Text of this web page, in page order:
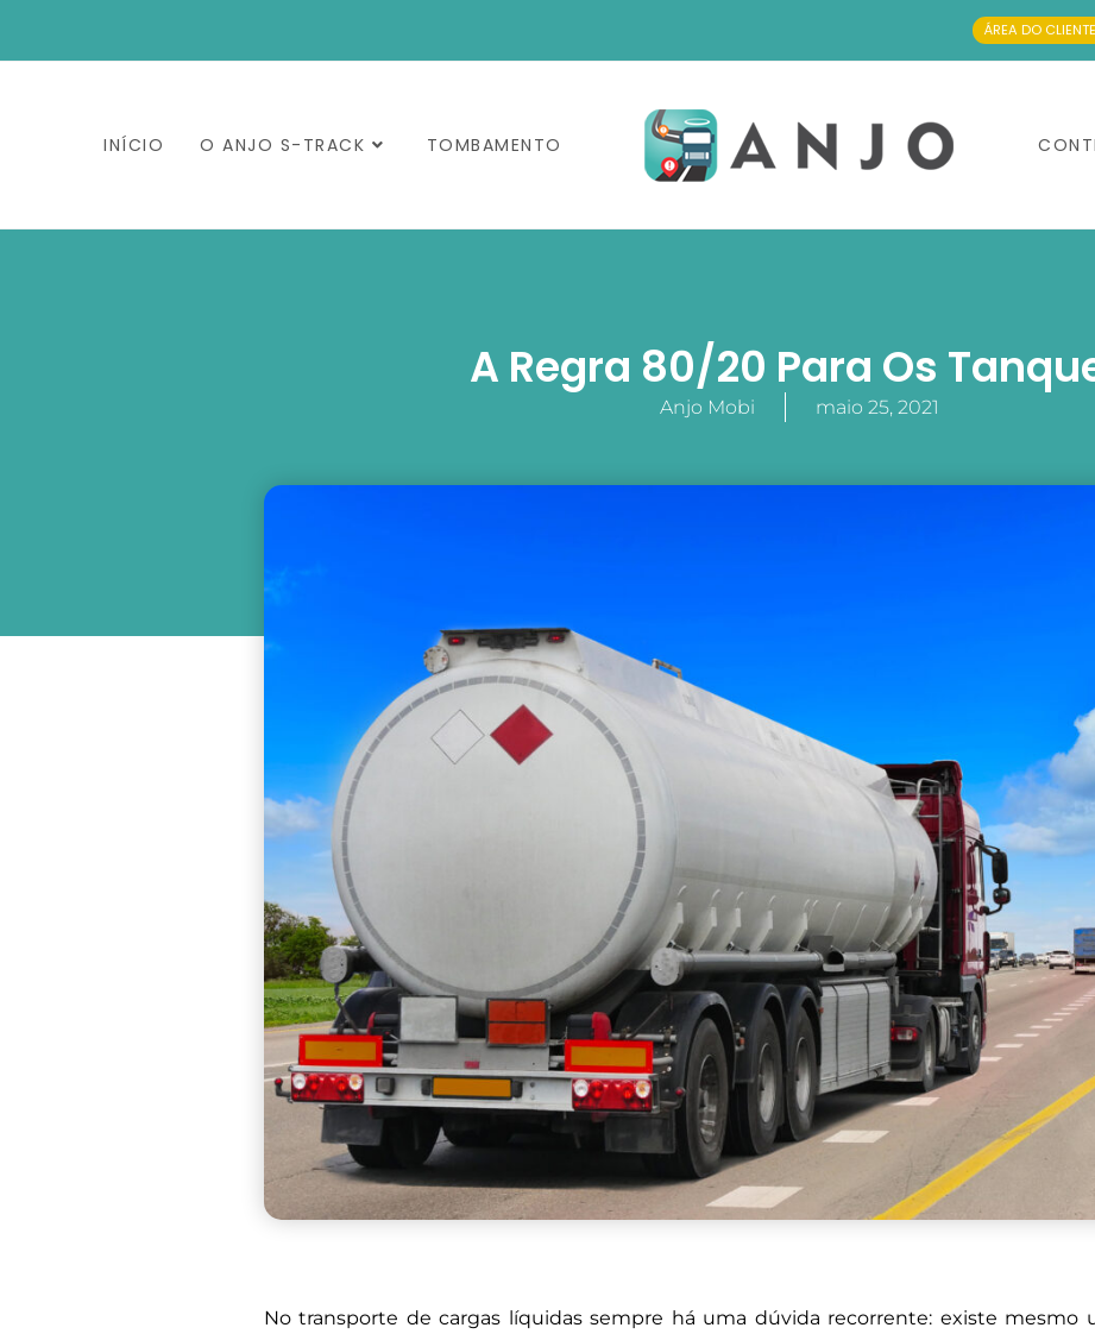
ÁREA DO CLIENTE
INÍCIO O ANJO S-TRACK TOMBAMENTO
A Regra 80/20 Para Os
Anjo Mobi maio 25, 2021
No transporte de cargas líquidas sempre há uma dúvida recorrente: existe mesmo